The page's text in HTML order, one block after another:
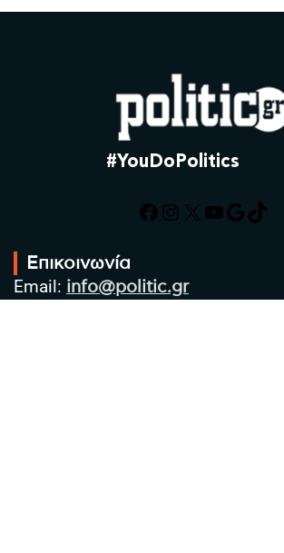
#YouDoPolitics
Facebook
Instagram
X YouTube
Επικοινωνία
Email: info@politic.gr